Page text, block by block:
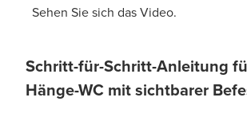
Sehen Sie sich das Video.
Schritt-für-Schritt-Anleitung
Hänge-WC mit sichtbarer